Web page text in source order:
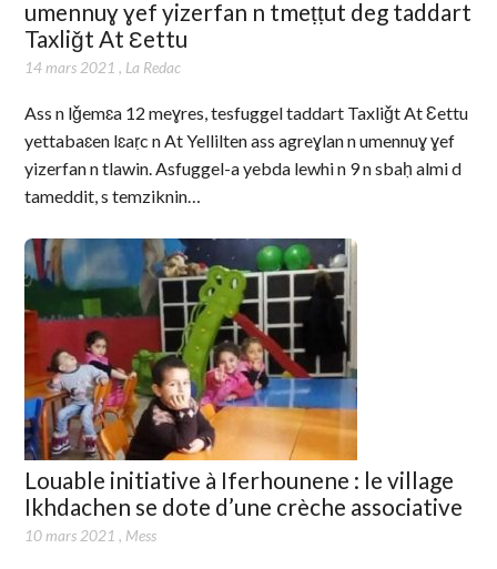
umennuɣ ɣef yizerfan n tmeṭṭut deg taddart
Taxliǧt At Ɛettu
14 mars 2021 , La Redac
Ass n lǧemɛa 12 meɣres, tesfuggel taddart Taxliǧt At Ɛettu
yettabaɛen lɛaṛc n At Yellilten ass agreɣlan n umennuɣ ɣef
yizerfan n tlawin. Asfuggel-a yebda lewhi n 9 n sbaḥ almi d
tameddit, s temziknin…
Louable initiative à Iferhounene : le village
Ikhdachen se dote d’une crèche associative
10 mars 2021 , Mess